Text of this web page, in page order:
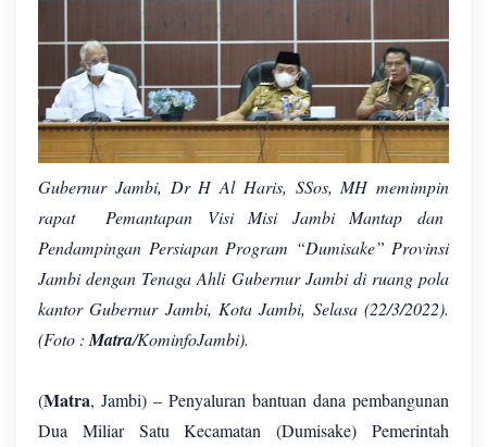
Gubernur Jambi, Dr H Al Haris, SSos, MH memimpin
rapat Pemantapan Visi Misi Jambi Mantap dan
Pendampingan Persiapan Program “Dumisake” Provinsi
Jambi dengan Tenaga Ahli Gubernur Jambi di ruang pola
kantor Gubernur Jambi, Kota Jambi, Selasa (22/3/2022).
(Foto : Matra/KominfoJambi).
(Matra, Jambi) – Penyaluran bantuan dana pembangunan
Dua Miliar Satu Kecamatan (Dumisake) Pemerintah